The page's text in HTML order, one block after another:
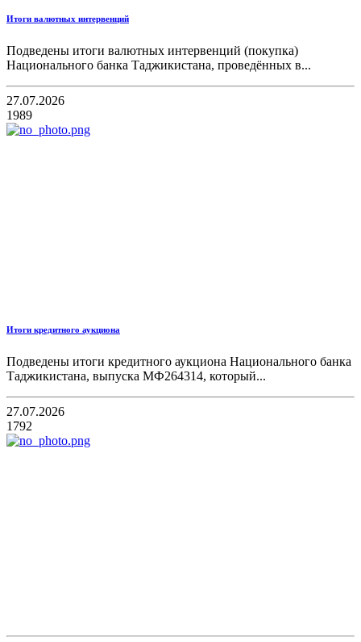
Итоги валютных интервенций
Подведены итоги валютных интервенций (покупка)
Национального банка Таджикистана, проведённых в...
27.07.2026
1989
Итоги кредитного аукциона
Подведены итоги кредитного аукциона Национального банка
Таджикистана, выпуска МФ264314, который...
27.07.2026
1792